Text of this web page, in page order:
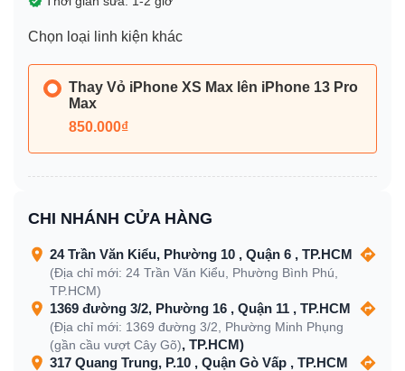
Chọn loại linh kiện khác
Thay Vỏ iPhone XS Max lên iPhone 13 Pro
Max
850.000₫
CHI NHÁNH CỬA HÀNG
24 Trần Văn Kiểu, Phường 10 , Quận 6 , TP.HCM
(Địa chỉ mới: 24 Trần Văn Kiểu, Phường Bình Phú,
TP.HCM)
1369 đường 3/2, Phường 16 , Quận 11 , TP.HCM
(Địa chỉ mới: 1369 đường 3/2, Phường Minh Phụng
(gần cầu vượt Cây Gõ), TP.HCM)
317 Quang Trung, P.10 , Quận Gò Vấp , TP.HCM